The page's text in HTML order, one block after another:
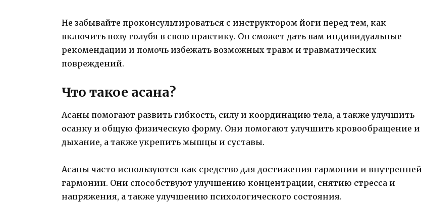
Не забывайте проконсультироваться с инструктором йоги перед тем, как
включить позу голубя в свою практику. Он сможет дать вам индивидуальные
рекомендации и помочь избежать возможных травм и травматических
повреждений.
Что такое асана?
Асаны помогают развить гибкость, силу и координацию тела, а также улучшить
осанку и общую физическую форму. Они помогают улучшить кровообращение и
дыхание, а также укрепить мышцы и суставы.
Асаны часто используются как средство для достижения гармонии и внутренней
гармонии. Они способствуют улучшению концентрации, снятию стресса и
напряжения, а также улучшению психологического состояния.